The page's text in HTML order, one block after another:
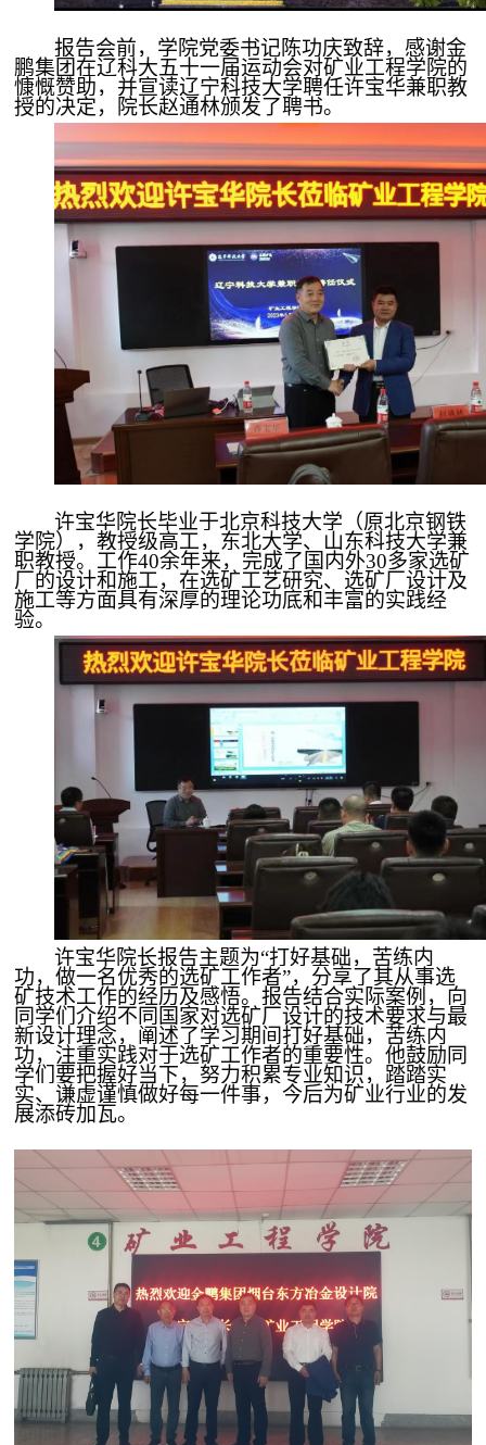
报告会前，学院党委书记陈功庆致辞，感谢金
鹏集团在辽科大五十一届运动会对矿业工程学院的
慷慨赞助，并宣读辽宁科技大学聘任许宝华兼职教
授的决定，院长赵通林颁发了聘书。
许宝华院长毕业于北京科技大学（原北京钢铁
学院），教授级高工，东北大学、山东科技大学兼
职教授。工作40余年来，完成了国内外30多家选矿
厂的设计和施工，在选矿工艺研究、选矿厂设计及
施工等方面具有深厚的理论功底和丰富的实践经
验。
许宝华院长报告主题为“打好基础，苦练内
功，做一名优秀的选矿工作者”，分享了其从事选
矿技术工作的经历及感悟。报告结合实际案例，向
同学们介绍不同国家对选矿厂设计的技术要求与最
新设计理念，阐述了学习期间打好基础，苦练内
功，注重实践对于选矿工作者的重要性。他鼓励同
学们要把握好当下，努力积累专业知识，踏踏实
实、谦虚谨慎做好每一件事，今后为矿业行业的发
展添砖加瓦。
 联系我们